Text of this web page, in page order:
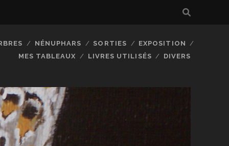
NÉNUPHARS SORTIES
EXPOSITION
MES TABLEAUX
LIVRES UTILISÉS DIVERS